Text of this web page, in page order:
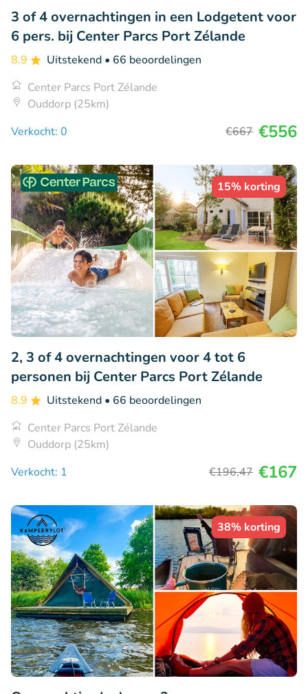
3 of 4 overnachtingen in een Lodgetent voor
6 pers. bij Center Parcs Port Zélande
8.9 Uitstekend • 66 beoordelingen
Center Parcs Port Zélande
Ouddorp (25km)
Verkocht: 0
€667 €556
15% korting
2, 3 of 4 overnachtingen voor 4 tot 6
personen bij Center Parcs Port Zélande
8.9 Uitstekend • 66 beoordelingen
Center Parcs Port Zélande
Ouddorp (25km)
Verkocht: 1
€196,47 €167
38% korting